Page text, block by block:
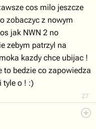
27
cos milo jeszcze
zobaczyc z nowym
jak NWN 2 no
zebym patrzyl na
kazdy chce ubijac !
bedzie co zapowiedza
tyle o ! :)